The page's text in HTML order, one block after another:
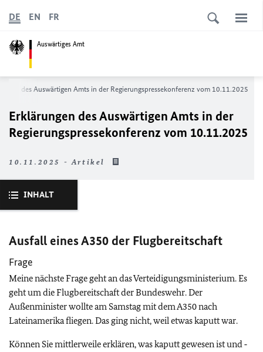
Auswärtiges Amt
DE EN FR
des Auswärtigen Amts in der Regierungspressekonferenz vom 10.11.2025
Erklärungen des Auswärtigen Amts in der
Regierungspressekonferenz vom 10.11.2025
10.11.2025 - Artikel
INHALT
Ausfall eines A350 der Flugbereitschaft
Frage
Meine nächste Frage geht an das Verteidigungsministerium. Es
geht um die Flugbereitschaft der Bundeswehr. Der
Außenminister wollte am Samstag mit dem A350 nach
Lateinamerika fliegen. Das ging nicht, weil etwas kaputt war.
Können Sie mittlerweile erklären, was kaputt gewesen ist und ‑